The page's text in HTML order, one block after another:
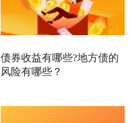
债券收益有哪些?地方债的
风险有哪些？